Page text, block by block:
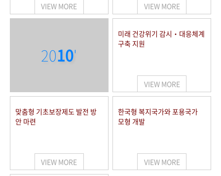
VIEW MORE VIEW MORE
2010'
미래 건강위기 감시‧대응체계
구축 지원
VIEW MORE
맞춤형 기초보장제도 발전 방
안 마련
VIEW MORE
한국형 복지국가와 포용국가
모형 개발
VIEW MORE